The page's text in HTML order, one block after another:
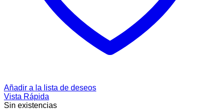
Añadir a la lista de deseos
Vista Rápida
Sin existencias